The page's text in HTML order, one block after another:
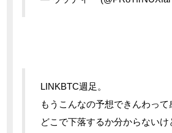
LINKBTC週足。
もうこんなの予想できんわって
どこで下落するか分からない